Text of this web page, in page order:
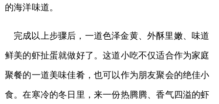
的海洋味道。
完成以上步骤后，一道色泽金黄、外酥里嫩、味道
鲜美的虾扯蛋就做好了。这道小吃不仅适合作为家庭
聚餐的一道美味佳肴，也可以作为朋友聚会的绝佳小
食。在寒冷的冬日里，来一份热腾腾、香气四溢的虾